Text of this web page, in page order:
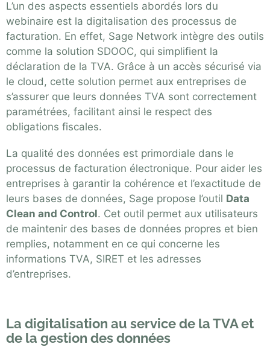
L’un des aspects essentiels abordés lors du
webinaire est la digitalisation des processus de
facturation. En effet, Sage Network intègre des outils
comme la solution SDOOC, qui simplifient la
déclaration de la TVA. Grâce à un accès sécurisé via
le cloud, cette solution permet aux entreprises de
s’assurer que leurs données TVA sont correctement
paramétrées, facilitant ainsi le respect des
obligations fiscales.
La qualité des données est primordiale dans le
processus de facturation électronique. Pour aider les
entreprises à garantir la cohérence et l’exactitude de
leurs bases de données, Sage propose l’outil Data
Clean and Control. Cet outil permet aux utilisateurs
de maintenir des bases de données propres et bien
remplies, notamment en ce qui concerne les
informations TVA, SIRET et les adresses
d’entreprises.
La digitalisation au service de la TVA et
de la gestion des données